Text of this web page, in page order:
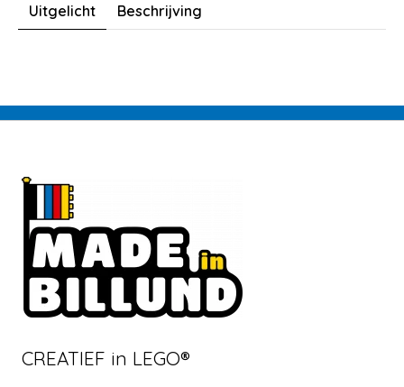
Uitgelicht Beschrijving
CREATIEF in LEGO®